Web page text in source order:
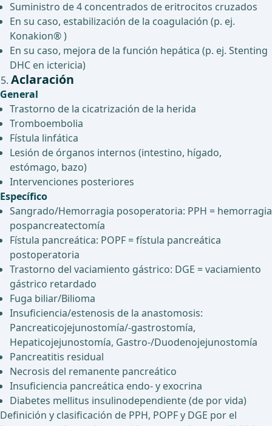
Suministro de 4 concentrados de eritrocitos cruzados
En su caso, estabilización de la coagulación (p. ej.
Konakion® )
En su caso, mejora de la función hepática (p. ej. Stenting
DHC en ictericia)
Aclaración
General
Trastorno de la cicatrización de la herida
Tromboembolia
Fístula linfática
Lesión de órganos internos (intestino, hígado,
estómago, bazo)
Intervenciones posteriores
Específico
Sangrado/Hemorragia posoperatoria: PPH = hemorragia
pospancreatectomía
Fístula pancreática: POPF = fístula pancreática
postoperatoria
Trastorno del vaciamiento gástrico: DGE = vaciamiento
gástrico retardado
Fuga biliar/Bilioma
Insuficiencia/estenosis de la anastomosis:
Pancreaticojejunostomía/-gastrostomía,
Hepaticojejunostomía, Gastro-/Duodenojejunostomía
Pancreatitis residual
Necrosis del remanente pancreático
Insuficiencia pancreática endo- y exocrina
Diabetes mellitus insulinodependiente (de por vida)
Definición y clasificación de PPH, POPF y DGE por el